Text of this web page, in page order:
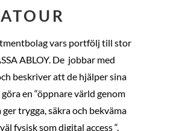
vars portfölj till stor
ABLOY. De jobbar med
beskriver att de hjälper sina
en “öppnare värld genom
trygga, säkra och bekväma
fysisk som digital access “.